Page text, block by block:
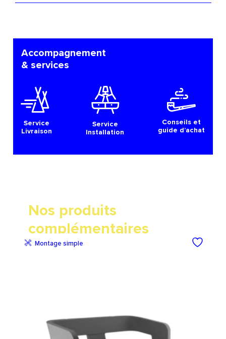
Accompagnement
& services
Service
Livraison
Service
Installation
Conseils et
guide d’achat
Nos produits
complémentaires
Montage simple